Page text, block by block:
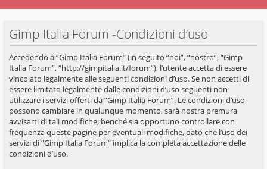
Gimp Italia Forum -Condizioni d’uso
Accedendo a “Gimp Italia Forum” (in seguito “noi”, “nostro”, “Gimp
Italia Forum”, “http://gimpitalia.it/forum”), l’utente accetta di essere
vincolato legalmente alle seguenti condizioni d’uso. Se non accetti di
essere limitato legalmente dalle condizioni d’uso seguenti non
utilizzare i servizi offerti da “Gimp Italia Forum”. Le condizioni d’uso
possono cambiare in qualunque momento, sarà nostra premura
avvisarti di tali modifiche, benché sia opportuno controllare con
frequenza queste pagine per eventuali modifiche, dato che l’uso dei
servizi di “Gimp Italia Forum” implica la completa accettazione delle
condizioni d’uso.